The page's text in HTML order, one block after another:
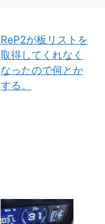
ReP2が板リストを
取得してくれなく
なったので何とか
する。